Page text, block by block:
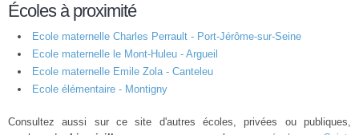
Écoles à proximité
Ecole maternelle Charles Perrault - Port-Jérôme-sur-Seine
Ecole maternelle le Mont-Huleu - Argueil
Ecole maternelle Emile Zola - Canteleu
Ecole élémentaire - Montigny
Consultez aussi sur ce site d'autres écoles, privées ou publiques,